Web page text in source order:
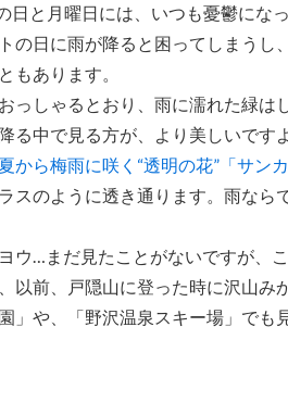
日と月曜日には、いつも憂鬱に
の日に雨が降ると困ってしまうし
もあります。
っしゃるとおり、雨に濡れた緑は
る中で見る方が、より美しいです
から梅雨に咲く“透明の花”「サンカ
スのように透き通ります。雨な
ウ…まだ見たことがないですが、
以前、戸隠山に登った時に沢山み
」や、「野沢温泉スキー場」でも